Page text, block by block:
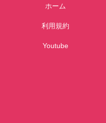
ホーム
利用規約
Youtube